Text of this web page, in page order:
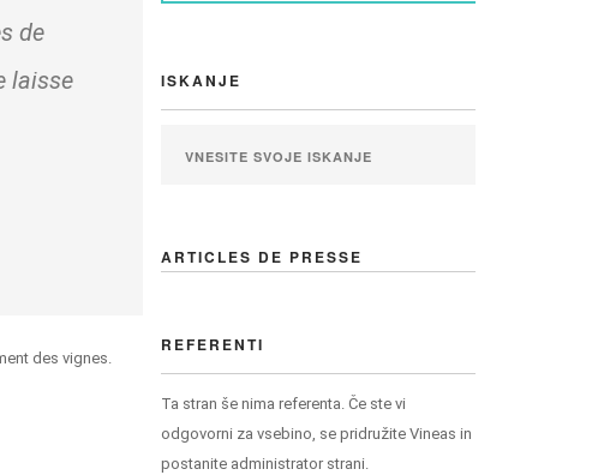
de
laisse
des vignes.
ISKANJE
ARTICLES DE PRESSE
REFERENTI
Ta stran še nima referenta. Če ste vi
odgovorni za vsebino, se pridružite Vineas in
postanite administrator strani.